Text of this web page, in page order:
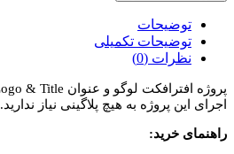
لوگو
عنوان
Wave
Intro
&
توضیحات
توضیحات تکمیلی
نظرات (0)
اجرای این پروژه به هیچ پلاگینی نیاز ندارید.
راهنمای خرید: